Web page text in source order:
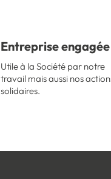
Entreprise engagée
Utile à la Société par notre
travail mais aussi nos
solidaires.